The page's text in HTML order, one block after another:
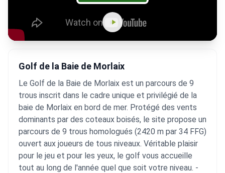
Golf de la Baie de Morlaix
Le Golf de la Baie de Morlaix est un parcours de 9
trous inscrit dans le cadre unique et privilégié de la
baie de Morlaix en bord de mer. Protégé des vents
dominants par des coteaux boisés, le site propose un
parcours de 9 trous homologués (2420 m par 34 FFG)
ouvert aux joueurs de tous niveaux. Véritable plaisir
pour le jeu et pour les yeux, le golf vous accueille
tout au long de l'année quel que soit votre niveau. -